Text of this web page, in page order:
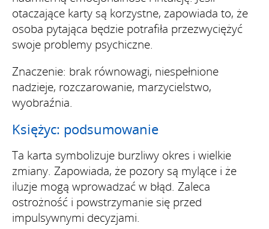
otaczające karty są korzystne, zapowiada to, że
osoba pytająca będzie potrafiła przezwyciężyć
swoje problemy psychiczne.
Znaczenie: brak równowagi, niespełnione
nadzieje, rozczarowanie, marzycielstwo,
wyobraźnia.
Księżyc: podsumowanie
Ta karta symbolizuje burzliwy okres i wielkie
zmiany. Zapowiada, że pozory są mylące i że
iluzje mogą wprowadzać w błąd. Zaleca
ostrożność i powstrzymanie się przed
impulsywnymi decyzjami.